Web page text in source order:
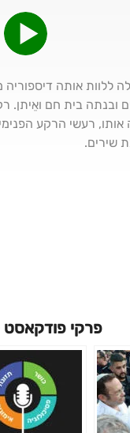
נולדה כשלמה ויינברג. בגיל
ובנתה בית חם
רעשי הרקע
שירים.
פרקי פודקאסט